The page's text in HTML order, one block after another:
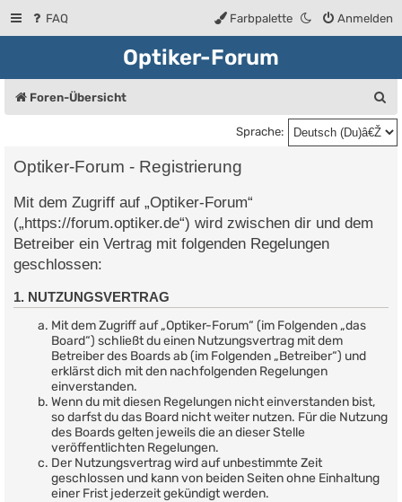
FAQ Anmelden
Farbpalette
Optiker-Forum
Foren-Übersicht
u
c
Sprache:
Optiker-Forum - Registrierung
Mit dem Zugriff auf „Optiker-Forum“
(„https://forum.optiker.de“) wird zwischen dir und dem
Betreiber ein Vertrag mit folgenden Regelungen
geschlossen:
1. NUTZUNGSVERTRAG
Mit dem Zugriff auf „Optiker-Forum“ (im Folgenden „das
Board“) schließt du einen Nutzungsvertrag mit dem
Betreiber des Boards ab (im Folgenden „Betreiber“) und
erklärst dich mit den nachfolgenden Regelungen
einverstanden.
Wenn du mit diesen Regelungen nicht einverstanden bist,
so darfst du das Board nicht weiter nutzen. Für die Nutzung
des Boards gelten jeweils die an dieser Stelle
veröffentlichten Regelungen.
Der Nutzungsvertrag wird auf unbestimmte Zeit
geschlossen und kann von beiden Seiten ohne Einhaltung
einer Frist jederzeit gekündigt werden.